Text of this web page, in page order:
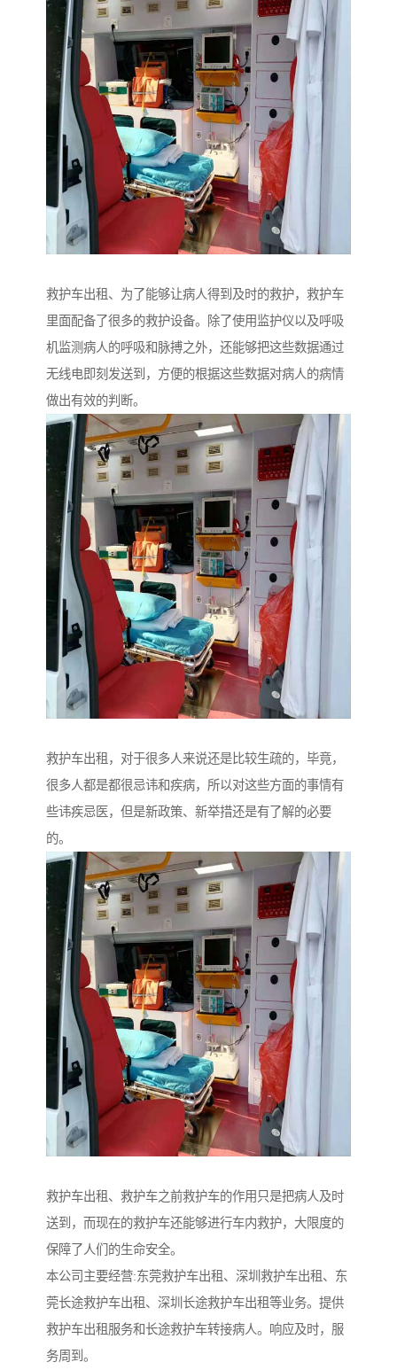
救护车出租、为了能够让病人得到及时的救护，救护车
里面配备了很多的救护设备。除了使用监护仪以及呼吸
机监测病人的呼吸和脉搏之外，还能够把这些数据通过
无线电即刻发送到，方便的根据这些数据对病人的病情
做出有效的判断。
救护车出租，对于很多人来说还是比较生疏的，毕竟，
很多人都是都很忌讳和疾病，所以对这些方面的事情有
些讳疾忌医，但是新政策、新举措还是有了解的必要
的。
救护车出租、救护车之前救护车的作用只是把病人及时
送到，而现在的救护车还能够进行车内救护，大限度的
保障了人们的生命安全。
本公司主要经营:东莞救护车出租、深圳救护车出租、东
莞长途救护车出租、深圳长途救护车出租等业务。提供
救护车出租服务和长途救护车转接病人。响应及时，服
务周到。